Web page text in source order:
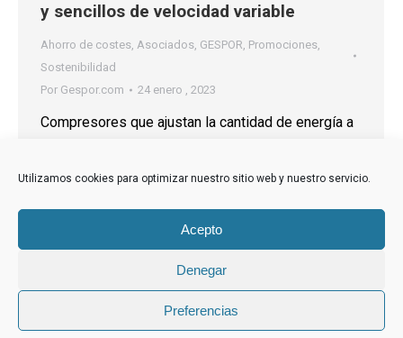
Utilizamos cookies para optimizar nuestro sitio web y nuestro servicio.
Acepto
Denegar
Preferencias
y sencillos de velocidad variable
Ahorro de costes, Asociados, GESPOR, Promociones,
Sostenibilidad
Por Gespor.com 24 enero , 2023
Compresores que ajustan la cantidad de energía a
← 1 2 3 →